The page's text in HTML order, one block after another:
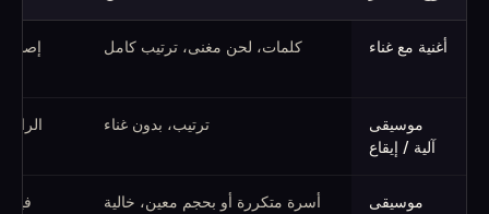
أغنية مع غناء كلمات، لحن مغنى، ترتيب كامل
موسيقى
آلية / إيقاع
ترتيب، بدون غناء الراب
موسيقى
أسرة متكررة أو بحجم معين، خالية